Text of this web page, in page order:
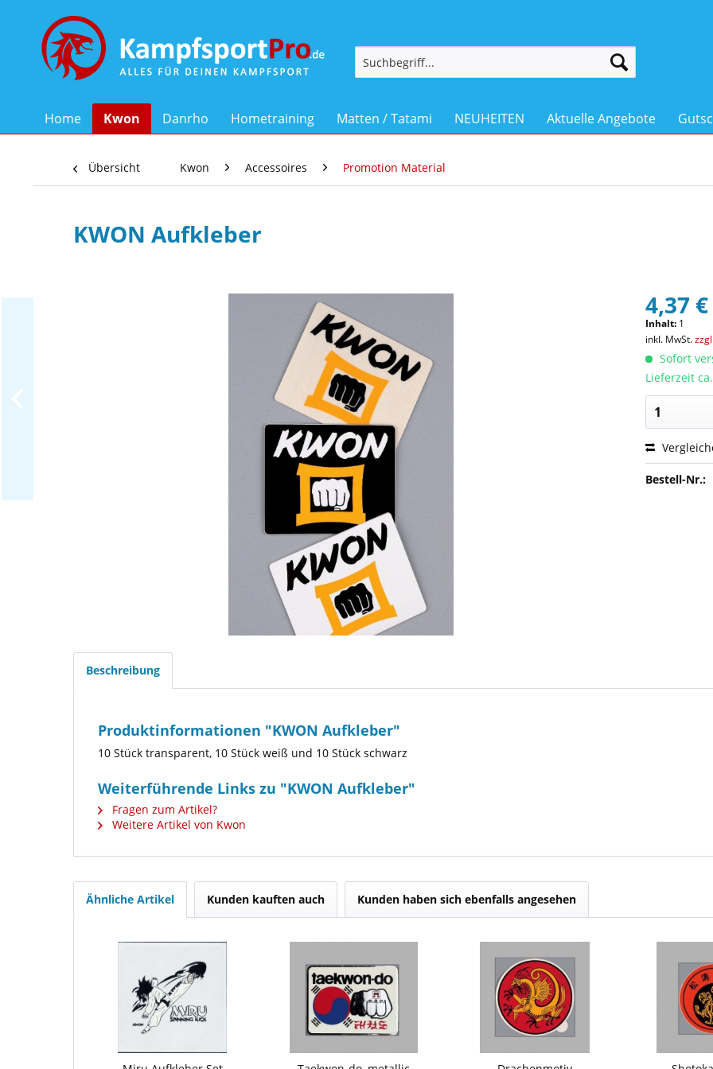
Home Kwon Danrho Hometraining Matten / Tatami NEUHEITEN Aktuelle Angebote
Übersicht Kwon Accessoires Promotion Material
KWON Aufkleber
4,37
Inhalt: 1
inkl. MwSt.
Sofort
Lieferzeit
Bestell-Nr.:
Beschreibung
Produktinformationen "KWON Aufkleber"
10 Stück transparent, 10 Stück weiß und 10 Stück schwarz
Weiterführende Links zu "KWON Aufkleber"
Fragen zum Artikel?
Weitere Artikel von Kwon
Ähnliche Artikel Kunden kauften auch Kunden haben sich ebenfalls angesehen